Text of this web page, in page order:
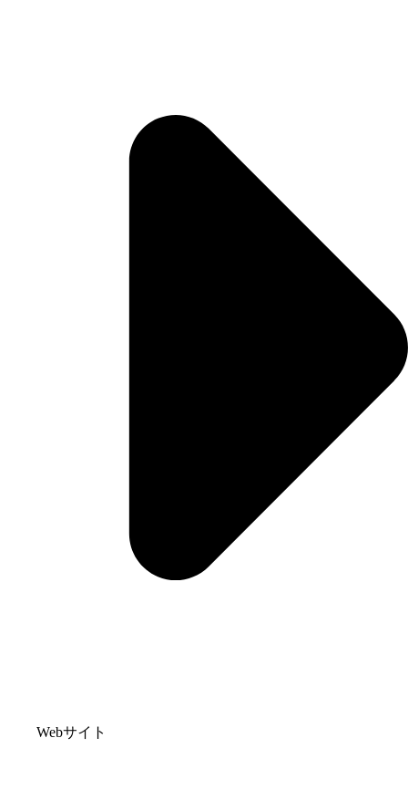
Webサイト